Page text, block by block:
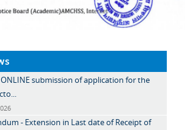
submission of application for the
- Extension in Last date of Receipt of